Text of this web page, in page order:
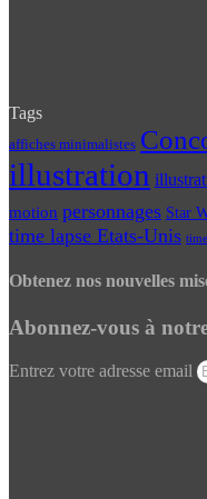
Tags
affiches minimalistes
illustration
motion personnages Star
time lapse Etats-Unis
Obtenez nos nouvelles
Abonnez-vous à
Entrez votre adresse email